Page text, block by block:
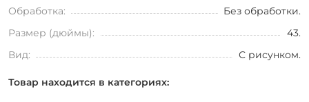
Обработка:
Без обработки.
Размер (дюймы):
43.
Вид:
С рисунком.
Товар находится в категориях: